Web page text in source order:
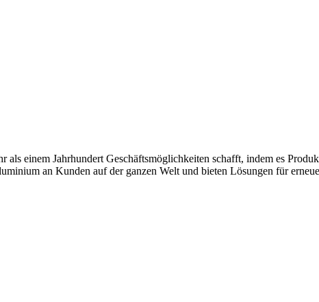
einem Jahrhundert Geschäftsmöglichkeiten schafft, indem es
an Kunden auf der ganzen Welt und bieten Lösungen für